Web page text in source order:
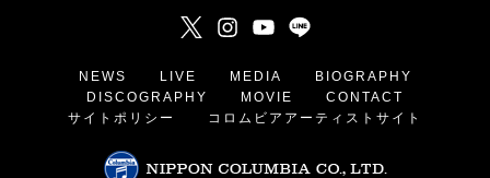
NEWS LIVE MEDIA
BIOGRAPHY
DISCOGRAPHY
MOVIE
CONTACT
サイトポリシー
コロムビアアーティストサイト